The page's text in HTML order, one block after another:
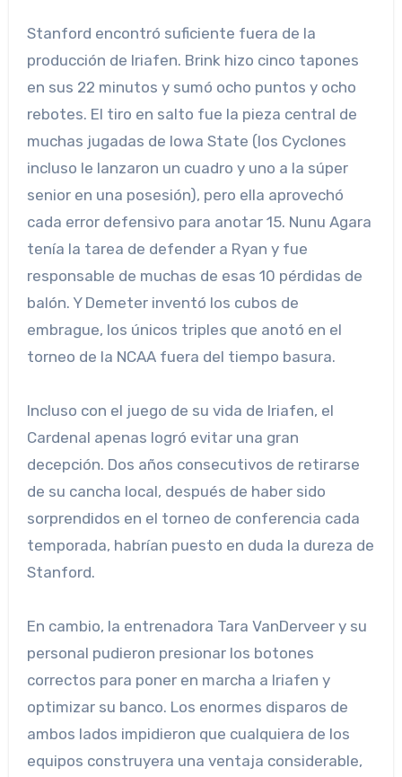
Stanford encontró suficiente fuera de la
producción de Iriafen. Brink hizo cinco tapones
en sus 22 minutos y sumó ocho puntos y ocho
rebotes. El tiro en salto fue la pieza central de
muchas jugadas de Iowa State (los Cyclones
incluso le lanzaron un cuadro y uno a la súper
senior en una posesión), pero ella aprovechó
cada error defensivo para anotar 15. Nunu Agara
tenía la tarea de defender a Ryan y fue
responsable de muchas de esas 10 pérdidas de
balón. Y Demeter inventó los cubos de
embrague, los únicos triples que anotó en el
torneo de la NCAA fuera del tiempo basura.
Incluso con el juego de su vida de Iriafen, el
Cardenal apenas logró evitar una gran
decepción. Dos años consecutivos de retirarse
de su cancha local, después de haber sido
sorprendidos en el torneo de conferencia cada
temporada, habrían puesto en duda la dureza de
Stanford.
En cambio, la entrenadora Tara VanDerveer y su
personal pudieron presionar los botones
correctos para poner en marcha a Iriafen y
optimizar su banco. Los enormes disparos de
ambos lados impidieron que cualquiera de los
equipos construyera una ventaja considerable,